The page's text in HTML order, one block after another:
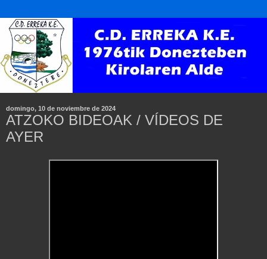
domingo, 10 de noviembre de 2024
ATZOKO BIDEOAK / VÍDEOS DE
AYER